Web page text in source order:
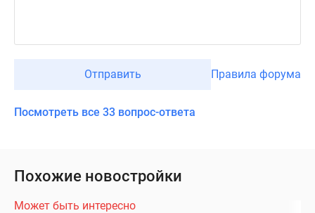
Отправить Правила форума
Посмотреть все 33 вопрос-ответа
Похожие новостройки
Может быть интересно